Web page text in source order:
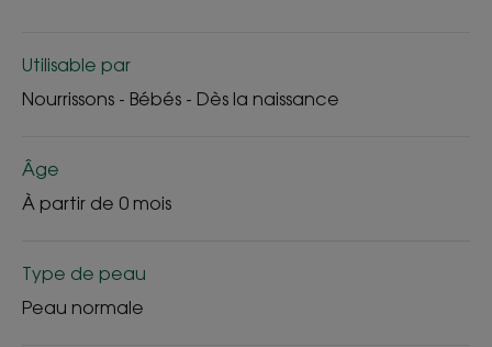
Utilisable par
Nourrissons - Bébés - Dès la naissance
Âge
À partir de 0 mois
Type de peau
Peau normale